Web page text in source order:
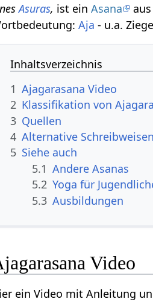
Asuras, ist einAsana
Aja - u.a.
Inhaltsverzeichnis
1 Ajagarasana Video
2 Klassifikation von
3 Quellen
4 Alternative Schreibweisen
5 Siehe auch
5.1 Andere Asanas
5.2 Yoga für
5.3 Ausbildungen
Video
ein Video mit Anleitung